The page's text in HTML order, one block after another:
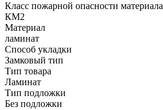
Класс пожарной опасности материала
КМ2
Материал
ламинат
Способ укладки
Замковый тип
Тип товара
Ламинат
Тип подложки
Без подложки